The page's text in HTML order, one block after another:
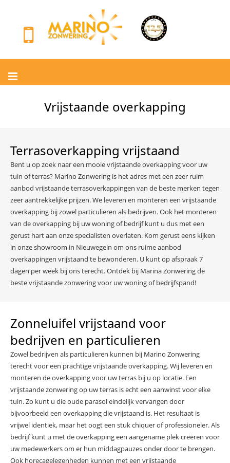
Vrijstaande overkapping
Terrasoverkapping vrijstaand
Bent u op zoek naar een mooie vrijstaande overkapping voor uw
tuin of terras? Marino Zonwering is het adres met een zeer ruim
aanbod vrijstaande terrasoverkappingen van de beste merken tegen
zeer aantrekkelijke prijzen. We leveren en monteren een vrijstaande
overkapping bij zowel particulieren als bedrijven. Ook het monteren
van de overkapping bij uw woning of bedrijf kunt u dus met een
gerust hart aan onze specialisten overlaten. Kom gerust eens kijken
in onze showroom in Nieuwegein om ons ruime aanbod
overkappingen vrijstaand te bewonderen. U kunt op afspraak 7
dagen per week bij ons terecht. Ontdek bij Marina Zonwering de
beste vrijstaande zonwering voor uw woning of bedrijfspand!
Zonneluifel vrijstaand voor
bedrijven en particulieren
Zowel bedrijven als particulieren kunnen bij Marino Zonwering
terecht voor een prachtige vrijstaande overkapping. Wij leveren en
monteren de overkapping voor uw terras bij u op locatie. Een
vrijstaande zonwering op uw terras is echt een aanwinst voor elke
tuin. Zo kunt u die oude parasol eindelijk vervangen door
bijvoorbeeld een overkapping die vrijstaand is. Het resultaat is
vrijwel identiek, maar het oogt een stuk chiquer of professioneler. Als
bedrijf kunt u met de overkapping een aangename plek creëren voor
uw medewerkers om er hun middagpauzes onder door te brengen.
Ook horecagelegenheden kunnen met een vrijstaande